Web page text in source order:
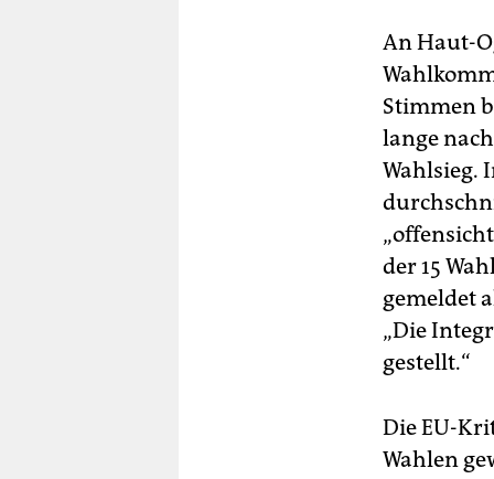
An Haut-
Stimmen
lange
Wahlsieg.
der 15
gemeldet
„Die
gestellt.“
Die EU-
Wahlen